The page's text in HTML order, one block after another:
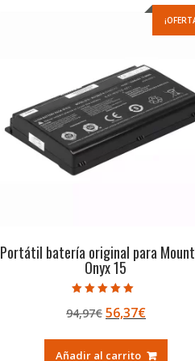
Portátil batería original para
Onyx 15
5.00
de 5
94,97€ El
original
56,37€El
actual
Añadir al carrito